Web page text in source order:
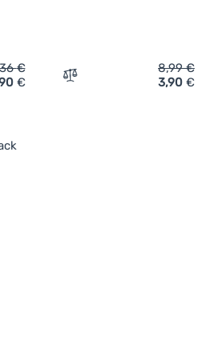
Zulu Steel Flask 0,5 L'
€
€ Zum Vergleich 'Falttasse
8,99€
3,90 €